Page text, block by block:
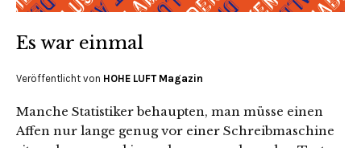
Es war einmal
Veröffentlicht von HOHE LUFT Magazin
Manche Statistiker behaupten, man müsse einen
Affen nur lange genug vor einer Schreibmaschine